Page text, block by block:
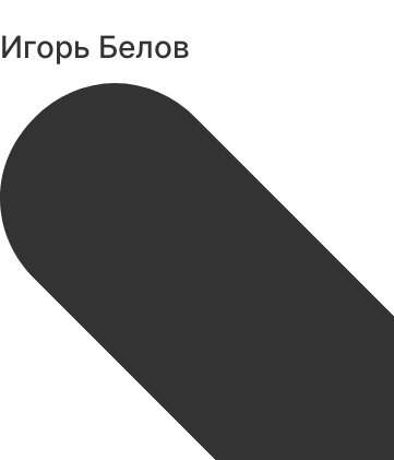
Игорь Белов